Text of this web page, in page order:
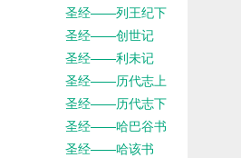
圣经——列王纪下
圣经——创世记
圣经——利未记
圣经——历代志上
圣经——历代志下
圣经——哈巴谷书
圣经——哈该书